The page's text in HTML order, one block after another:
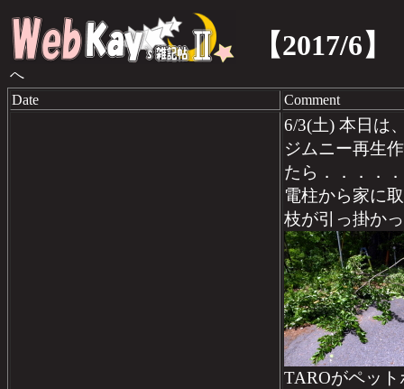
【2017/6】
へ
Date
Comment
6/3(土) 本日は
ジムニー再生
たら．．．．．
電柱から家に
枝が引っ掛か
TAROがペッ